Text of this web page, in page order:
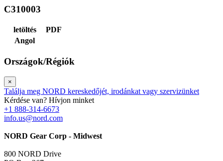
C310003
letöltés
PDF
Angol
Országok/Régiók
×
Találja meg NORD kereskedőjét, irodánkat vagy szervizünket
Kérdése van? Hívjon minket
+1 888-314-6673
info.us@nord.com
NORD Gear Corp - Midwest
800 NORD Drive